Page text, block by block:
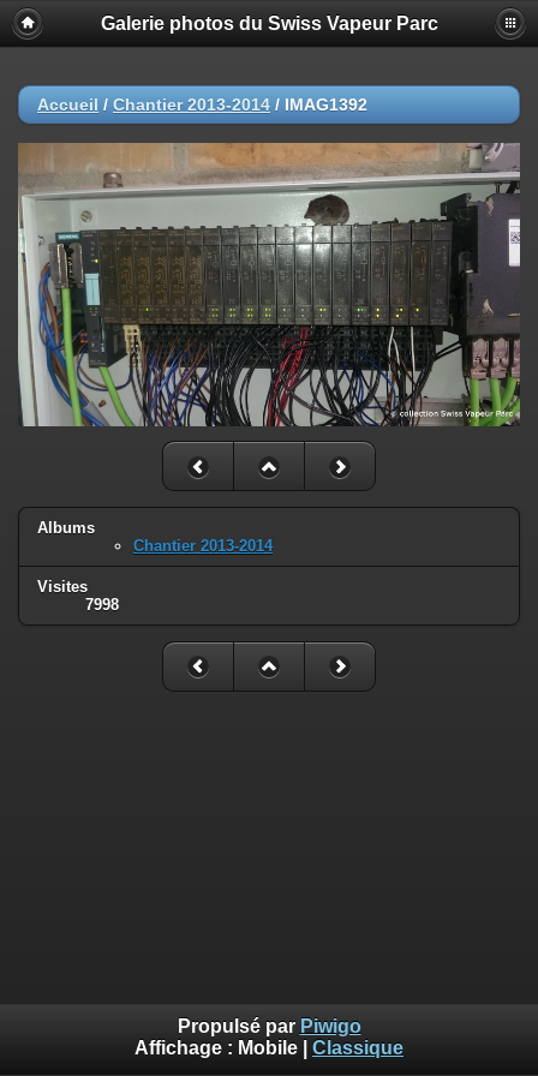
Galerie photos du Swiss Vapeur Parc
Accueil / Chantier 2013-2014 / IMAG1392
Albums
Chantier 2013-2014
Visites
7998
Propulsé par Piwigo
Affichage : Mobile Classique